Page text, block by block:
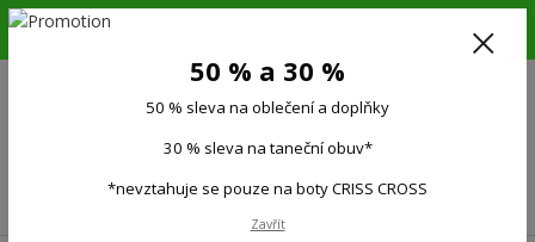
6.-16.8.26. DOVOLENÁ !!! 50 % SLEVA na všechno oblečení a doplňky !!!
(Po-Pá 9:00-15.00)50 % a 30 %
50 % sleva na oblečení a doplňky
30 % sleva na taneční obuv*
*nevztahuje se pouze na boty CRISS CROSS
Zavřít